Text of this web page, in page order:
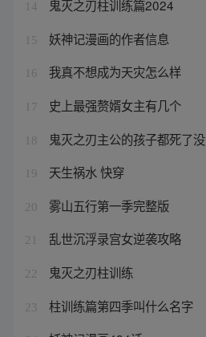
14 鬼灭之刃柱训练篇2024
15 妖神记漫画的作者信息
16 我真不想成为天灾怎么样
17 史上最强赘婿女主有几个
18 鬼灭之刃主公的孩子都死了没
19 天生祸水 快穿
20 雾山五行第一季完整版
21 乱世沉浮录宫女逆袭攻略
22 鬼灭之刃柱训练
23 柱训练篇第四季叫什么名字